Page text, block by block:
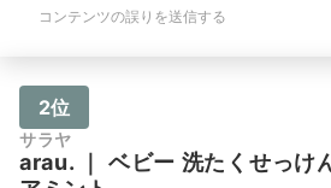
コンテンツの誤りを送信する
2位
サラヤ
arau.
ベビー 洗たくせっけ